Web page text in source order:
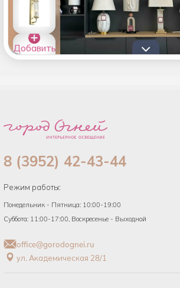
Добавить
товары в
8 (3952) 42-43-44
Режим работы:
Понедельник - Пятница: 10:00-19:00
Суббота: 11:00-17:00, Воскресенье - Выходной
office@gorodognei.ru
ул. Академическая 28/1